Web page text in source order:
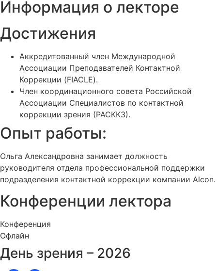
Информация о лекторе
Достижения
Аккредитованный член Международной
Ассоциации Преподавателей Контактной
Коррекции (FIACLE).
Член координационного совета Российской
Ассоциации Специалистов по контактной
коррекции зрения (РАСККЗ).
Опыт работы:
Ольга Александровна занимает должность
руководителя отдела профессиональной поддержки
подразделения контактной коррекции компании Alcon.
Конференции лектора
Конференция
Офлайн
День зрения – 2026